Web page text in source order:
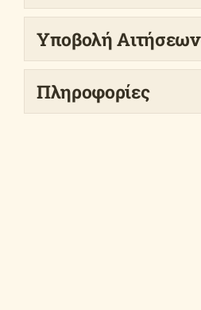
Υποβολή Αιτήσεων
Πληροφορίες